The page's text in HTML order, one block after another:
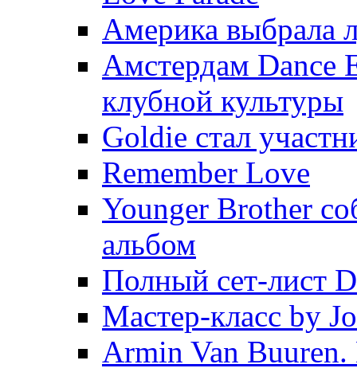
Америка выбрала
Амстердам Dance
клубной культуры
Goldie стал
Remember Love
Younger Brother
альбом
Полный сет-лист
Мастер-класс by
Armin Van